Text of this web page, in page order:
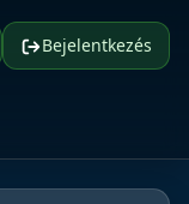
Bejelentkezés